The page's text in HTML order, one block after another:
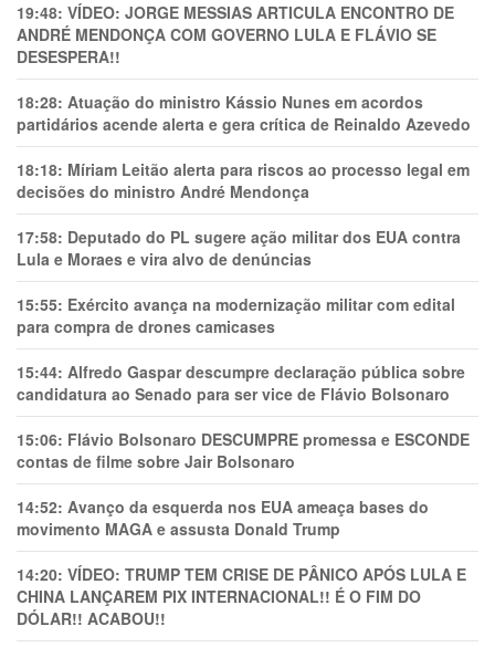
19:48: VÍDEO: JORGE MESSIAS ARTICULA ENCONTRO DE
ANDRÉ MENDONÇA COM GOVERNO LULA E FLÁVIO SE
DESESPERA!!
18:28: Atuação do ministro Kássio Nunes em acordos
partidários acende alerta e gera crítica de Reinaldo Azevedo
18:18: Míriam Leitão alerta para riscos ao processo legal em
decisões do ministro André Mendonça
17:58: Deputado do PL sugere ação militar dos EUA contra
Lula e Moraes e vira alvo de denúncias
15:55: Exército avança na modernização militar com edital
para compra de drones camicases
15:44: Alfredo Gaspar descumpre declaração pública sobre
candidatura ao Senado para ser vice de Flávio Bolsonaro
15:06: Flávio Bolsonaro DESCUMPRE promessa e ESCONDE
contas de filme sobre Jair Bolsonaro
14:52: Avanço da esquerda nos EUA ameaça bases do
movimento MAGA e assusta Donald Trump
14:20: VÍDEO: TRUMP TEM CRlSE DE PÂNlCO APÓS LULA E
CHINA LANÇAREM PIX INTERNACIONAL!! É O FIM DO
DÓLAR!! ACABOU!!